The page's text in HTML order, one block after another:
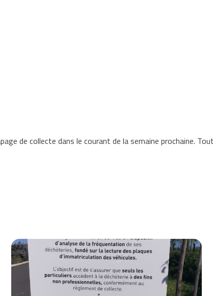
de collecte dans le courant de la semaine prochaine.